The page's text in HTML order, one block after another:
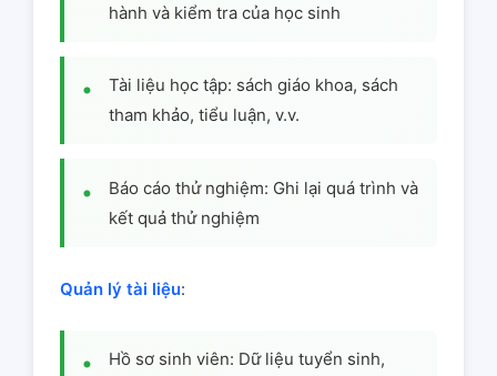
hành và kiểm tra của học sinh
Tài liệu học tập: sách giáo khoa, sách
tham khảo, tiểu luận, v.v.
Báo cáo thử nghiệm: Ghi lại quá trình và
kết quả thử nghiệm
Quản lý tài liệu:
Hồ sơ sinh viên: Dữ liệu tuyển sinh,